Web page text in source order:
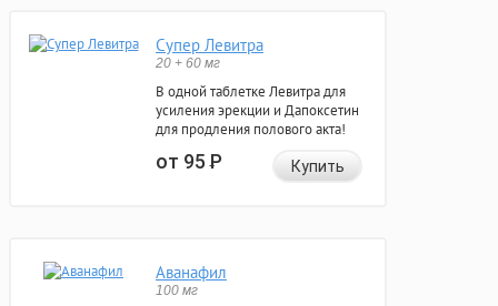
Супер Левитра
20 + 60 мг
В одной таблетке Левитра для
усиления эрекции и Дапоксетин
для продления полового акта!
от 95Р Купить
Аванафил
100 мг